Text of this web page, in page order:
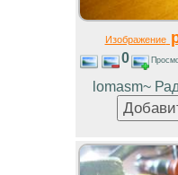
Изображение
0
lomasm~